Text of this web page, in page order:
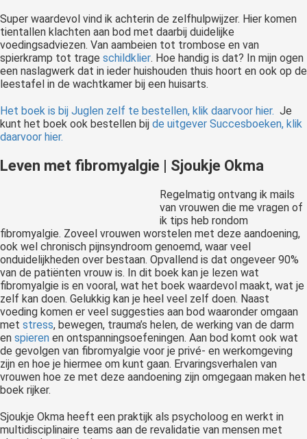
Super waardevol vind ik achterin de zelfhulpwijzer. Hier komen
tientallen klachten aan bod met daarbij duidelijke
voedingsadviezen. Van aambeien tot trombose en van
spierkramp tot trage schildklier. Hoe handig is dat? In mijn ogen
een naslagwerk dat in ieder huishouden thuis hoort en ook op de
leestafel in de wachtkamer bij een huisarts.
Het boek is bij Juglen zelf te bestellen, klik daarvoor hier. Je
kunt het boek ook bestellen bij de uitgever Succesboeken, klik
daarvoor hier.
Leven met fibromyalgie | Sjoukje Okma
Regelmatig ontvang ik mails
van vrouwen die me vragen of
ik tips heb rondom
fibromyalgie. Zoveel vrouwen worstelen met deze aandoening,
ook wel chronisch pijnsyndroom genoemd, waar veel
onduidelijkheden over bestaan. Opvallend is dat ongeveer 90%
van de patiënten vrouw is. In dit boek kan je lezen wat
fibromyalgie is en vooral, wat het boek waardevol maakt, wat je
zelf kan doen. Gelukkig kan je heel veel zelf doen. Naast
voeding komen er veel suggesties aan bod waaronder omgaan
met stress, bewegen, trauma’s helen, de werking van de darm
en spieren en ontspanningsoefeningen. Aan bod komt ook wat
de gevolgen van fibromyalgie voor je privé- en werkomgeving
zijn en hoe je hiermee om kunt gaan. Ervaringsverhalen van
vrouwen hoe ze met deze aandoening zijn omgegaan maken het
boek rijker.
Sjoukje Okma heeft een praktijk als psycholoog en werkt in
multidisciplinaire teams aan de revalidatie van mensen met